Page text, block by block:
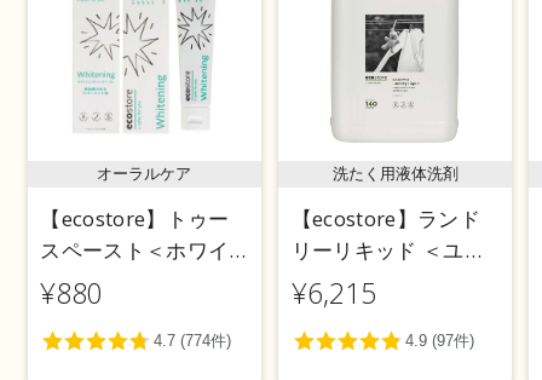
オーラルケア
【ecostore】トゥー
スペースト＜ホワイ
トニング＞ 100g
¥880
洗たく用液体洗剤
【ecostore】ランド
リーリキッド ＜ユー
カリ＞ 5L
¥6,215